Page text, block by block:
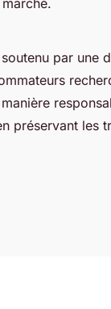
par une
préservant les